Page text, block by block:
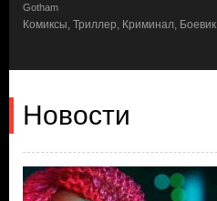
Gotham
Комиксы, Триллер, Криминал, Боевик
Новости